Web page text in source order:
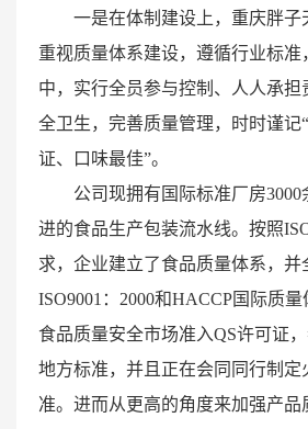
一是在体制建设上，重庆胖子
重视质量体系建设，遵循行业标准
中，实行全员参与控制、人人承担
全卫生，完善质量管理，时时谨记
证、口味最佳”。
公司现拥有国际标准厂房
进的食品生产包装流水线。按照
求，企业建立了食品质量体系，并
ISO9001：2000和HACCP国际质
食品质量安全市场准入QS许可证
地方标准，并且正在会同同行制定
准。进而从更高的角度来加强产品